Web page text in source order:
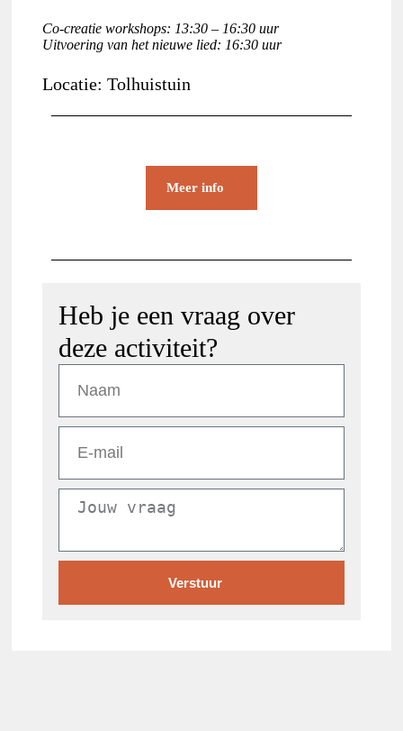
Co-creatie workshops: 13:30 – 16:30 uur
Uitvoering van het nieuwe lied: 16:30 uur
Locatie: Tolhuistuin
Meer info
Heb je een vraag over
deze activiteit?
Verstuur